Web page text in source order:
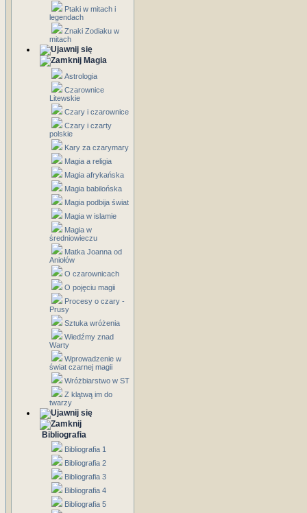
Ptaki w mitach i
legendach
Znaki Zodiaku w
mitach
Magia
Astrologia
Czarownice
Litewskie
Czary i czarownice
Czary i czarty
polskie
Kary za czarymary
Magia a religia
Magia afrykańska
Magia babilońska
Magia podbija świat
Magia w islamie
Magia w
średniowieczu
Matka Joanna od
Aniołów
O czarownicach
O pojęciu magii
Procesy o czary -
Prusy
Sztuka wróżenia
Wiedźmy znad
Warty
Wprowadzenie w
świat czarnej magii
Wróżbiarstwo w ST
Z klątwą im do
twarzy
Bibliografia
Bibliografia 1
Bibliografia 2
Bibliografia 3
Bibliografia 4
Bibliografia 5